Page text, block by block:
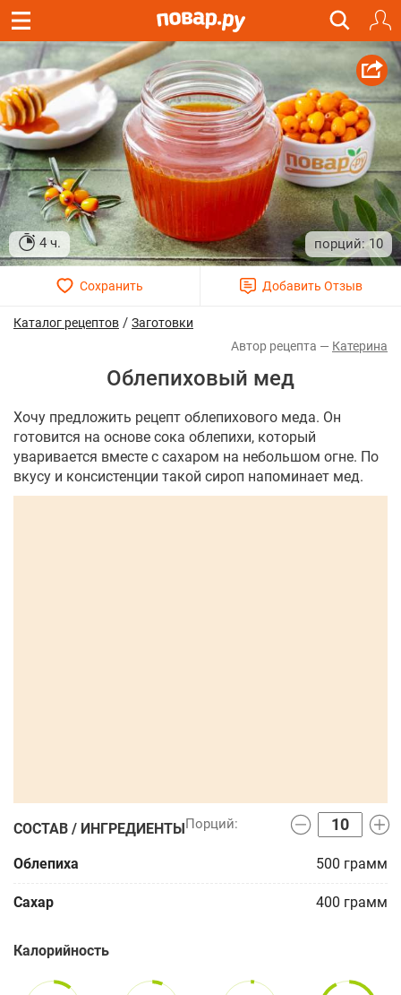
4 ч. 10
Каталог рецептов / Заготовки
Катерина
Облепиховый мед
Хочу предложить рецепт облепихового меда. Он
готовится на основе сока облепихи, который
уваривается вместе с сахаром на небольшом огне. По
вкусу и консистенции такой сироп напоминает мед.
СОСТАВ / ИНГРЕДИЕНТЫ
Облепиха 500 грамм
Сахар 400 грамм
Калорийность